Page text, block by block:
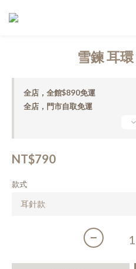
雪鍊 耳
全店，全館$890免運
全店，門市自取免運
NT$790
款式